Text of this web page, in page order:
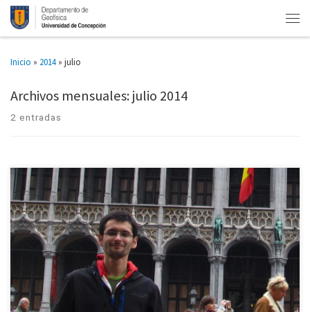
Inicio » 2014 » julio
Archivos mensuales:julio 2014
2 entradas
Estudiante de Geofísica realiza capacitación en Alemania para el manejo
de Radares Marinos Durante el mes de mayo, James Morales Lasalle,
estudiante de Geofísica de la UDEC, tuvo la oportunidad […]